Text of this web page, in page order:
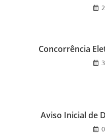
Concorrência
Aviso Inicial de